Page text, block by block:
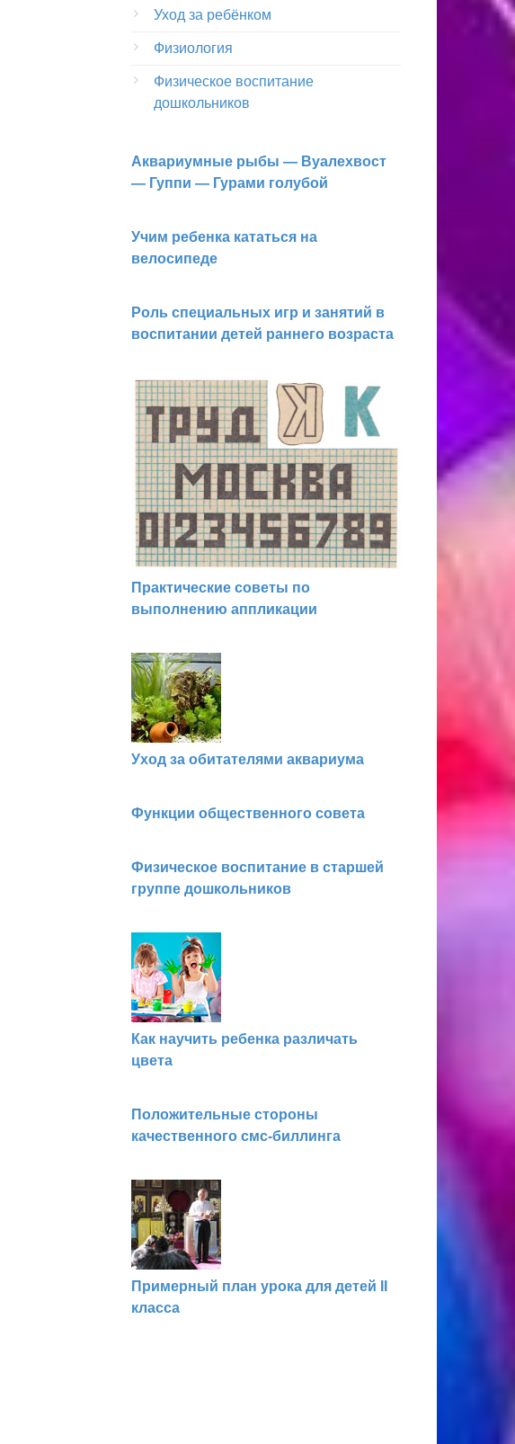
Уход за ребёнком
Физиология
Физическое воспитание
дошкольников
Аквариумные рыбы — Вуалехвост
— Гуппи — Гурами голубой
Учим ребенка кататься на
велосипеде
Роль специальных игр и занятий в
воспитании детей раннего возраста
Практические советы по
выполнению аппликации
Уход за обитателями аквариума
Функции общественного совета
Физическое воспитание в старшей
группе дошкольников
Как научить ребенка различать
цвета
Положительные стороны
качественного смс-биллинга
Примерный план урока для детей II
класса